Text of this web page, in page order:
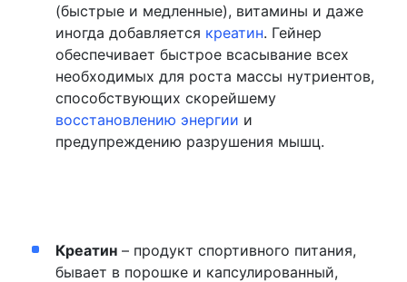
(быстрые и медленные), витамины и даже
иногда добавляется креатин. Гейнер
обеспечивает быстрое всасывание всех
необходимых для роста массы нутриентов,
способствующих скорейшему
восстановлению энергии и
предупреждению разрушения мышц.
Креатин– продукт спортивного питания,
бывает в порошке и капсулированный,